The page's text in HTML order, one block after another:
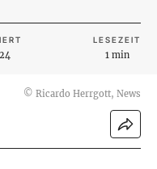
LESEZEIT
1 min
© Ricardo Herrgott, News